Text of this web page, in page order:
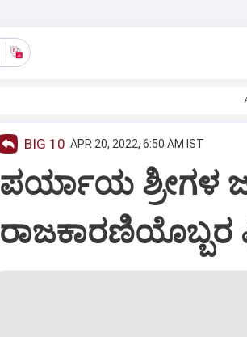
BIG 10 APR 20, 2022, 6:50 AM IST
ಪರ್ಯಾಯ ಶ್ರೀಗಳ
ರಾಜಕಾರಣಿಯೊಬ್ಬರ